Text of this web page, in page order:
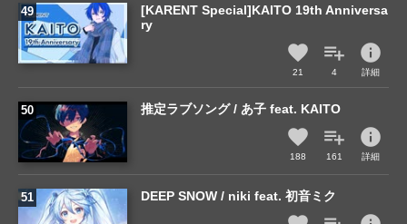
[KARENT Special]KAITO 19th Anniversa
ry
21 4
info
詳細
推定ラブソング / あ子 feat. KAITO
188 161
info
詳細
DEEP SNOW / niki feat. 初音ミク